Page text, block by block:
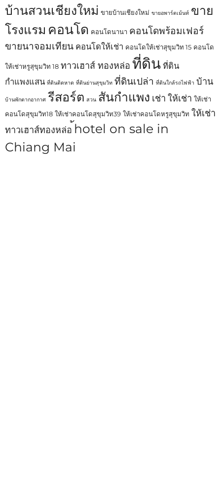
บ้านสวนเชียงใหม่ ขายบ้านเชียงใหม่ ขายอพาร์ตเม้นท์ ขาย
โรงแรม คอนโด คอนโดนานา คอนโดพร้อมเฟอร์
ขายนาจอมเทียน คอนโดให้เช่า คอนโดให้เช่าสุขุมวิท 15 คอนโด
ให้เช่าหรูสุขุมวิท 18 ทาวเฮาส์ ทองหล่อ ที่ดิน ที่ดิน
กำแพงแสน ที่ดินติดหาด ที่ดินย่านสุขุมวิท ที่ดินเปล่า ที่ดินใกล้รถไฟฟ้า บ้าน
บ้านพักตากอากาศ รีสอร์ต สวน สันกำแพง เช่า ให้เช่า ให้เช่า
คอนโดสุขุมวิท18 ให้เช่าคอนโดสุขุมวิท39 ให้เช่าคอนโดหรูสุขุมวิท ให้เช่า
ทาวเฮาส์ทองหล่อ ้hotel on sale in
Chiang Mai